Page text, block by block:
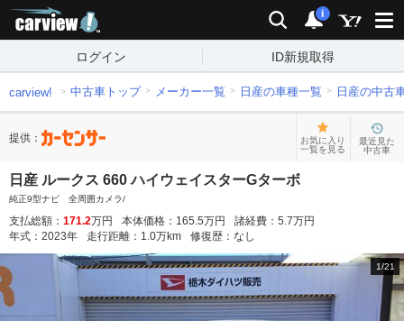
検索 通知
i
ログイン ID新規取得
carview! 中古車トップ メーカー一覧 日産の車種一覧 日産の中古
提供：
お気に入り
一覧を見る
最近見た
中古車
日産 ルークス 660 ハイウェイスターGターボ
純正9型ナビ 全周囲カメラ/
支払総額： 171.2万円 本体価格： 165.5万円 諸経費： 5.7万円
年式： 2023年 走行距離： 1.0万km 修復歴： なし
1/21